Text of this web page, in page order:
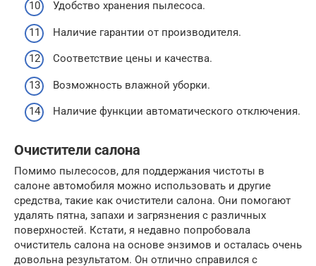
Удобство хранения пылесоса.
Наличие гарантии от производителя.
Соответствие цены и качества.
Возможность влажной уборки.
Наличие функции автоматического отключения.
Очистители салона
Помимо пылесосов, для поддержания чистоты в
салоне автомобиля можно использовать и другие
средства, такие как очистители салона. Они помогают
удалять пятна, запахи и загрязнения с различных
поверхностей. Кстати, я недавно попробовала
очиститель салона на основе энзимов и осталась очень
довольна результатом. Он отлично справился с